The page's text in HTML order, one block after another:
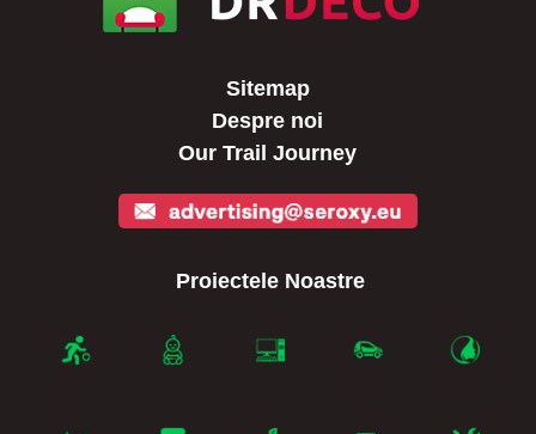
Sitemap
Despre noi
Our Trail Journey
Proiectele Noastre